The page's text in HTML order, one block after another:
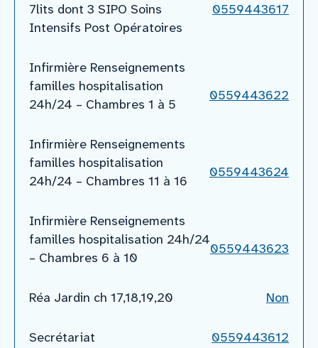
7lits dont 3 SIPO Soins
Intensifs Post Opératoires
0559443617
Infirmière Renseignements
familles hospitalisation
24h/24 – Chambres 1 à 5
0559443622
Infirmière Renseignements
familles hospitalisation
24h/24 – Chambres 11 à 16
0559443624
Infirmière Renseignements
familles hospitalisation 24h/24
– Chambres 6 à 10
0559443623
Réa Jardin ch 17,18,19,20 Non
Secrétariat 0559443612